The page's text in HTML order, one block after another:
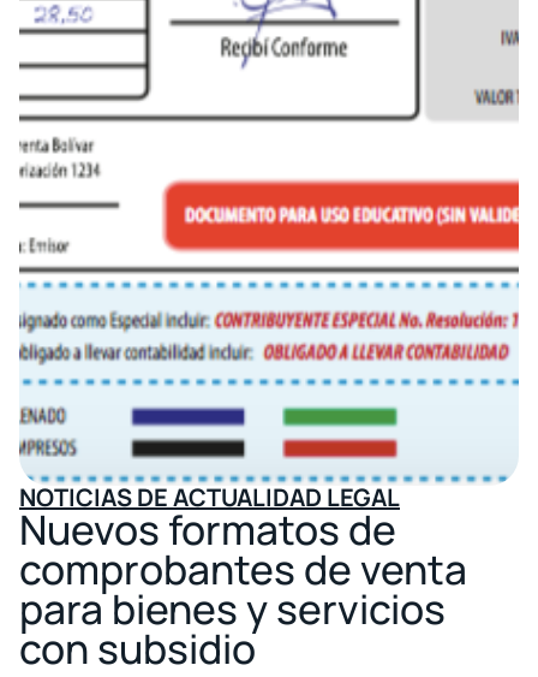
NOTICIAS DE ACTUALIDAD LEGAL
Nuevos formatos de
comprobantes de venta
para bienes y servicios
con subsidio